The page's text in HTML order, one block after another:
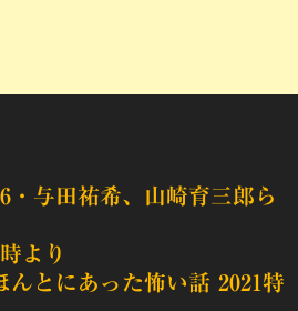
・与田祐希、山崎育三郎ら
より
んとにあった怖い話 2021特